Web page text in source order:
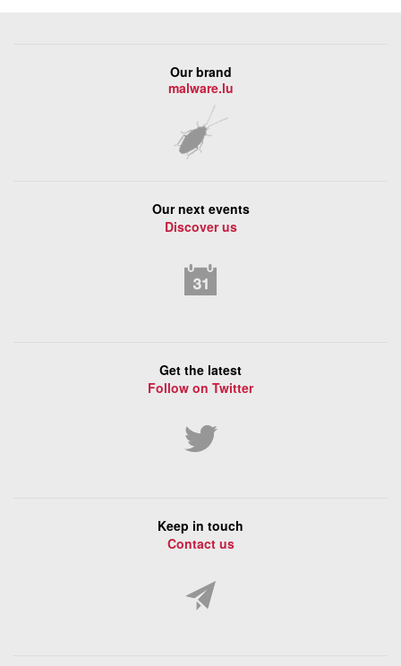
Our brand
malware.lu
Our next events
Discover us
Get the latest
Follow on Twitter
Keep in touch
Contact us